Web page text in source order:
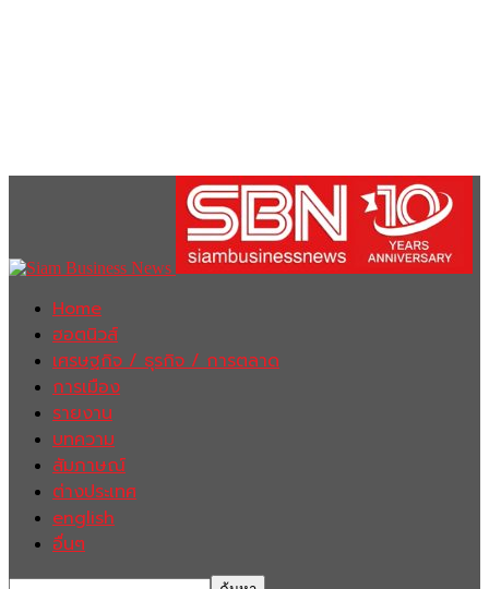
Home
ฮอตนิวส์
เศรษฐกิจ / ธุรกิจ / การตลาด
การเมือง
รายงาน
บทความ
สัมภาษณ์
ต่างประเทศ
english
อื่นๆ